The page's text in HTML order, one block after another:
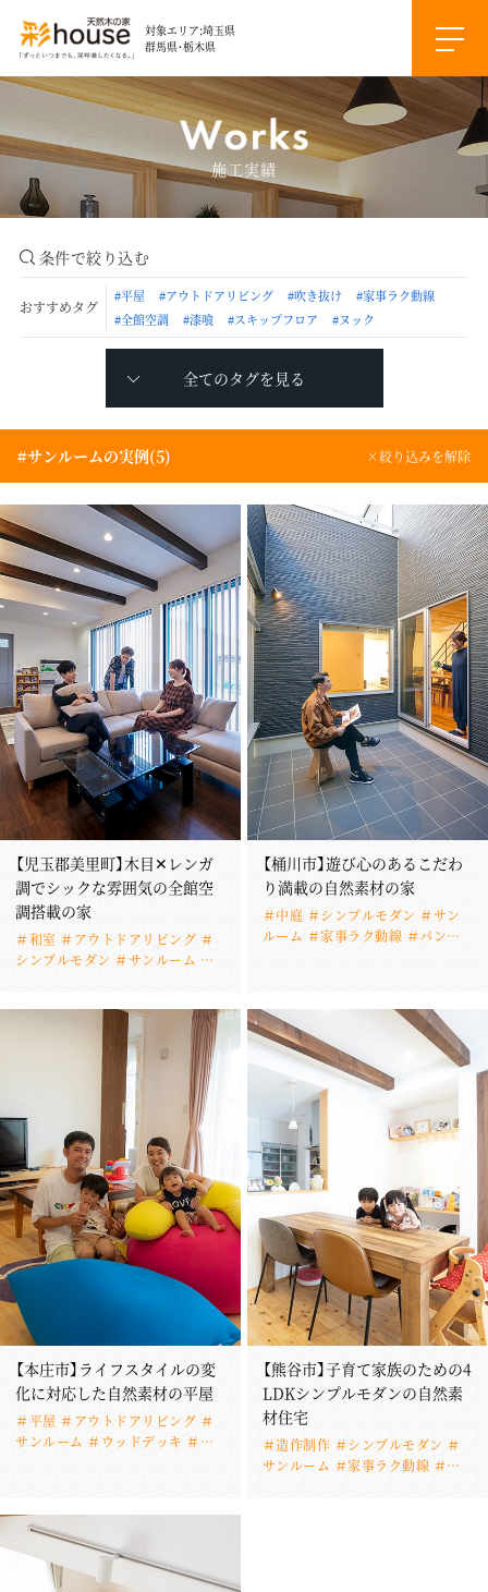
対象エリア:埼玉県
群馬県・栃木県
施工実績
条件で絞り込む
おすすめタグ
#平屋 #アウトドアリビング #吹き抜け
#家事ラク動線
#全館空調
#漆喰 #スキップフロア #ヌック
全てのタグを見る
#サンルームの実例(5) ×絞り込みを解除
【児玉郡美里町】木目✕レンガ
調でシックな雰囲気の全館空
調搭載の家
＃和室 ＃アウトドアリビング ＃
シンプルモダン ＃サンルーム ＃
【桶川市】遊び心のあるこだわ
り満載の自然素材の家
＃中庭 ＃シンプルモダン ＃サン
ルーム ＃家事ラク動線 ＃パント
【本庄市】ライフスタイルの変
化に対応した自然素材の平屋
＃平屋 ＃アウトドアリビング ＃
サンルーム ＃ウッドデッキ ＃ナ
【熊谷市】子育て家族のための4
LDKシンプルモダンの自然素
材住宅
＃造作制作 ＃シンプルモダン ＃
サンルーム ＃家事ラク動線 ＃ナ